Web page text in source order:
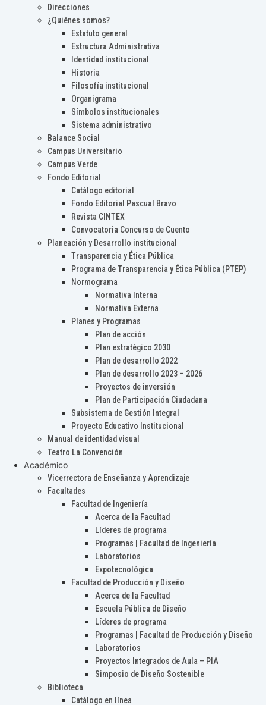
Direcciones
¿Quiénes somos?
Estatuto general
Estructura Administrativa
Identidad institucional
Historia
Filosofía institucional
Organigrama
Símbolos institucionales
Sistema administrativo
Balance Social
Campus Universitario
Campus Verde
Fondo Editorial
Catálogo editorial
Fondo Editorial Pascual Bravo
Revista CINTEX
Convocatoria Concurso de Cuento
Planeación y Desarrollo institucional
Transparencia y Ética Pública
Programa de Transparencia y Ética Pública (PTEP)
Normograma
Normativa Interna
Normativa Externa
Planes y Programas
Plan de acción
Plan estratégico 2030
Plan de desarrollo 2022
Plan de desarrollo 2023 – 2026
Proyectos de inversión
Plan de Participación Ciudadana
Subsistema de Gestión Integral
Proyecto Educativo Institucional
Manual de identidad visual
Teatro La Convención
Académico
Vicerrectora de Enseñanza y Aprendizaje
Facultades
Facultad de Ingeniería
Acerca de la Facultad
Líderes de programa
Programas | Facultad de Ingeniería
Laboratorios
Expotecnológica
Facultad de Producción y Diseño
Acerca de la Facultad
Escuela Pública de Diseño
Líderes de programa
Programas | Facultad de Producción y Diseño
Laboratorios
Proyectos Integrados de Aula – PIA
Simposio de Diseño Sostenible
Biblioteca
Catálogo en línea